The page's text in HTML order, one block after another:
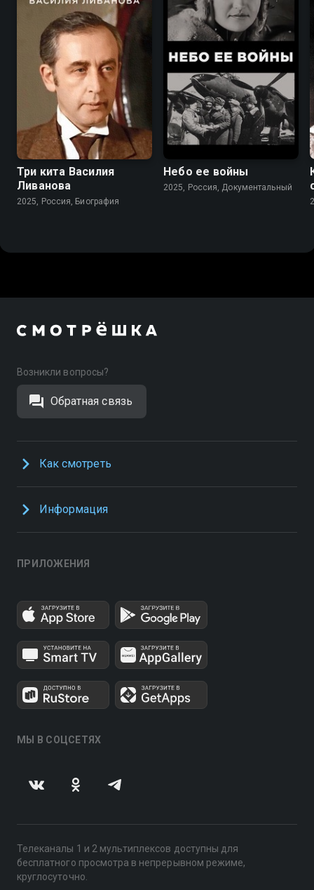
Три кита Василия
Ливанова
2025, Россия, Биография
Небо ее войны
2025, Россия, Документальный
Возникли вопросы?
Обратная связь
Как смотреть
Информация
ПРИЛОЖЕНИЯ
МЫ В СОЦСЕТЯХ
Телеканалы 1 и 2 мультиплексов доступны для
бесплатного просмотра в непрерывном режиме,
круглосуточно.